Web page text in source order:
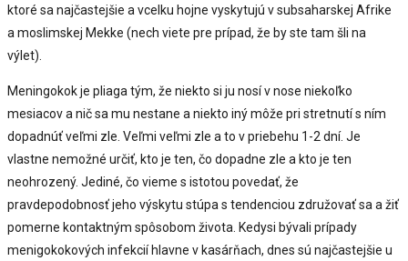
ktoré sa najčastejšie a vcelku hojne vyskytujú v subsaharskej Afrike
a moslimskej Mekke (nech viete pre prípad, že by ste tam šli na
výlet).
Meningokok je pliaga tým, že niekto si ju nosí v nose niekoľko
mesiacov a nič sa mu nestane a niekto iný môže pri stretnutí s ním
dopadnúť veľmi zle. Veľmi veľmi zle a to v priebehu 1-2 dní. Je
vlastne nemožné určiť, kto je ten, čo dopadne zle a kto je ten
neohrozený. Jediné, čo vieme s istotou povedať, že
pravdepodobnosť jeho výskytu stúpa s tendenciou združovať sa a žiť
pomerne kontaktným spôsobom života. Kedysi bývali prípady
menigokokových infekcií hlavne v kasárňach, dnes sú najčastejšie u